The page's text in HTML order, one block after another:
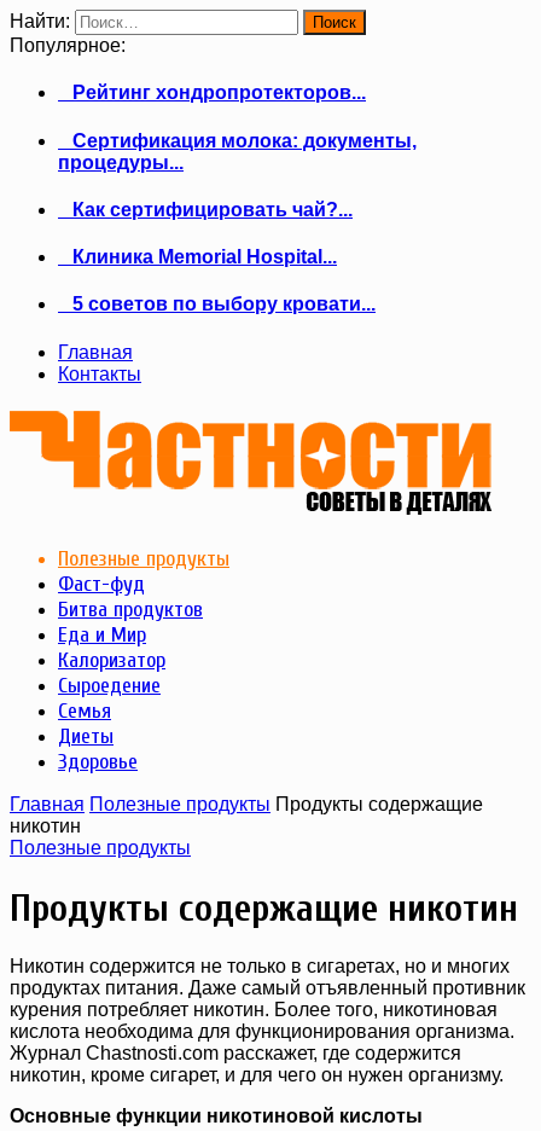
Найти:
Популярное:
Рейтинг хондропротекторов...
Сертификация молока: документы,
процедуры...
Как сертифицировать чай?...
Клиника Memorial Hospital...
5 советов по выбору кровати...
Главная
Контакты
Полезные продукты
Фаст-фуд
Битва продуктов
Еда и Мир
Калоризатор
Сыроедение
Семья
Диеты
Здоровье
Главная Полезные продукты Продукты содержащие
никотин
Полезные продукты
Продукты содержащие никотин
Никотин содержится не только в сигаретах, но и многих
продуктах питания. Даже самый отъявленный противник
курения потребляет никотин. Более того, никотиновая
кислота необходима для функционирования организма.
Журнал Chastnosti.com расскажет, где содержится
никотин, кроме сигарет, и для чего он нужен организму.
Основные функции никотиновой кислоты